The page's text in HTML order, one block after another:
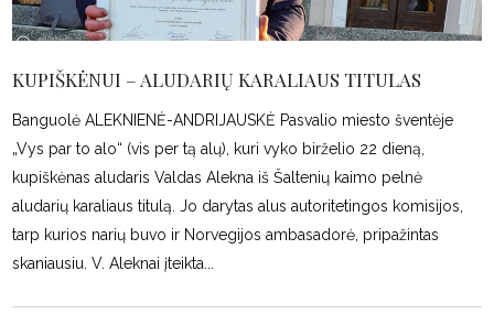
KUPIŠKĖNUI – ALUDARIŲ KARALIAUS TITULAS
Banguolė ALEKNIENĖ-ANDRIJAUSKĖ Pasvalio miesto šventėje
„Vys par to alo“ (vis per tą alų), kuri vyko birželio 22 dieną,
kupiškėnas aludaris Valdas Alekna iš Šaltenių kaimo pelnė
aludarių karaliaus titulą. Jo darytas alus autoritetingos komisijos,
tarp kurios narių buvo ir Norvegijos ambasadorė, pripažintas
skaniausiu. V. Aleknai įteikta